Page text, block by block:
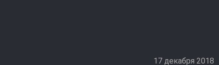
17 декабря 2018